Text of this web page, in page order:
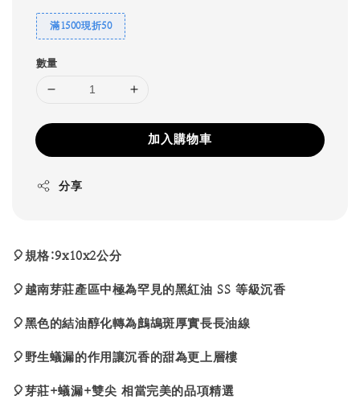
滿1500現折50
數量
加入購物車
分享
🎈規格:9x10x2公分
🎈越南芽莊產區中極為罕見的黑紅油 SS 等級沉香
🎈黑色的結油醇化轉為鷓鴣斑厚實長長油線
🎈野生蟻漏的作用讓沉香的甜為更上層樓
🎈芽莊+蟻漏+雙尖 相當完美的品項精選